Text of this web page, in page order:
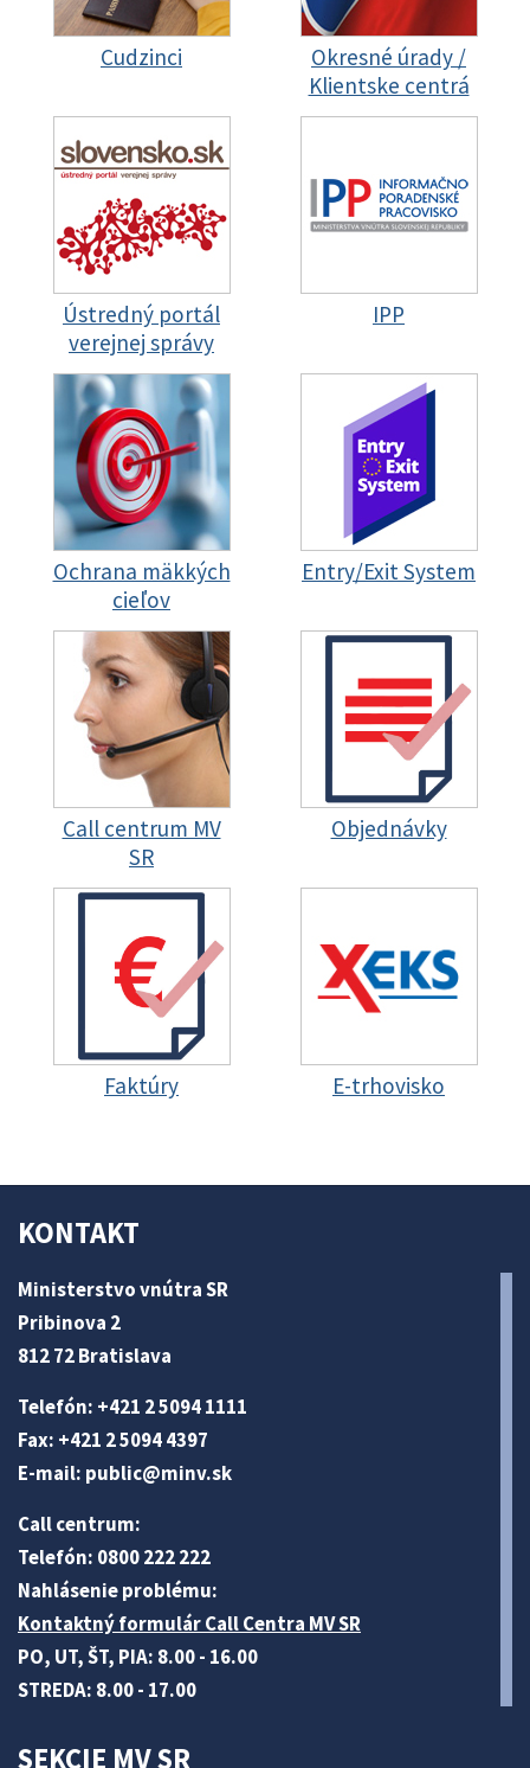
Cudzinci
Okresné úrady /
Klientske centrá
Ústredný portál
verejnej správy
IPP
Ochrana mäkkých
cieľov
Entry/Exit System
Call centrum MV
SR
Objednávky
Faktúry E-trhovisko
KONTAKT
Ministerstvo vnútra SR
Pribinova 2
812 72 Bratislava
Telefón: +421 2 5094 1111
Fax: +421 2 5094 4397
E-mail: public@minv.sk
Call centrum:
Telefón: 0800 222 222
Nahlásenie problému:
Kontaktný formulár Call Centra MV SR
PO, UT, ŠT, PIA: 8.00 - 16.00
STREDA: 8.00 - 17.00
SEKCIE MV SR